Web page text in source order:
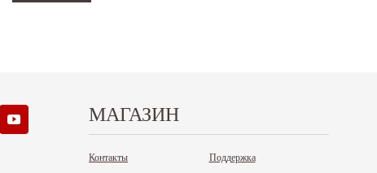
МАГАЗИН
Контакты Поддержка